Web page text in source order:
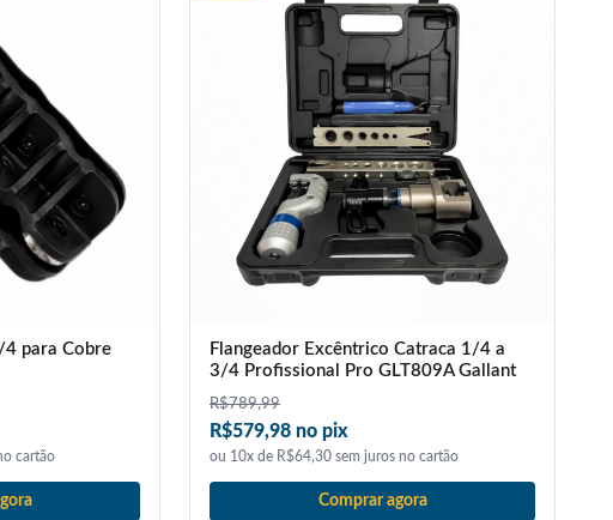
4 para Cobre
cartão
Flangeador Excêntrico Catraca 1/4 a
3/4 Profissional Pro GLT809A Gallant
R$789,99
R$579,98 no pix
ou 10x de R$64,30 sem juros no cartão
Comprar agora